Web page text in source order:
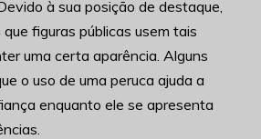
à sua posição de destaque,
figuras públicas usem tais
uma certa aparência. Alguns
o uso de uma peruca ajuda a
enquanto ele se apresenta